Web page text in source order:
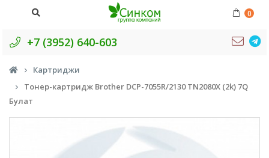
0
+7 (3952) 640-603
Картриджи
Тонер-картридж Brother DCP-7055R/2130 TN2080X (2k) 7Q
Булат